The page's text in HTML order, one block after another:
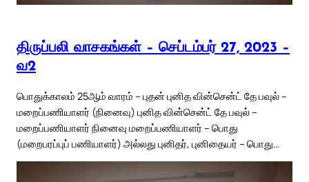
திருப்பலி வாசகங்கள் – செப்டம்பர் 27, 2023 –
வ2
பொதுக்காலம் 25ஆம் வாரம் – புதன் புனித வின்சென்ட் தே பவுல் –
மறைப்பணியாளர் (நினைவு) புனித வின்சென்ட் தே பவுல் –
மறைப்பணியாளர் நினைவு மறைப்பணியாளர் – பொது
(மறைபரப்புப் பணியாளர்) அல்லது புனிதர், புனிதையர் – பொது…